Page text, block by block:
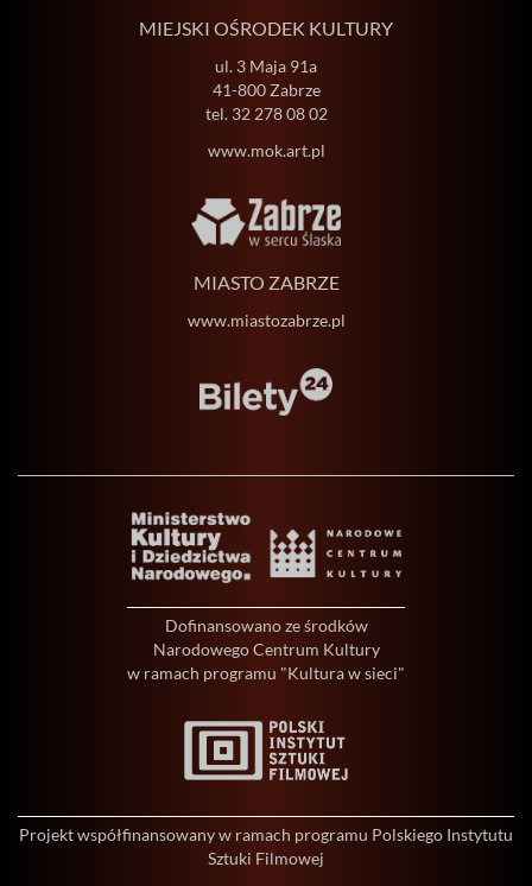
MIEJSKI OŚRODEK KULTURY
ul. 3 Maja 91a
41-800 Zabrze
tel. 32 278 08 02
www.mok.art.pl
MIASTO ZABRZE
www.miastozabrze.pl
Dofinansowano ze środków
Narodowego Centrum Kultury
w ramach programu "Kultura w sieci"
Projekt współfinansowany w ramach programu Polskiego Instytutu
Sztuki Filmowej